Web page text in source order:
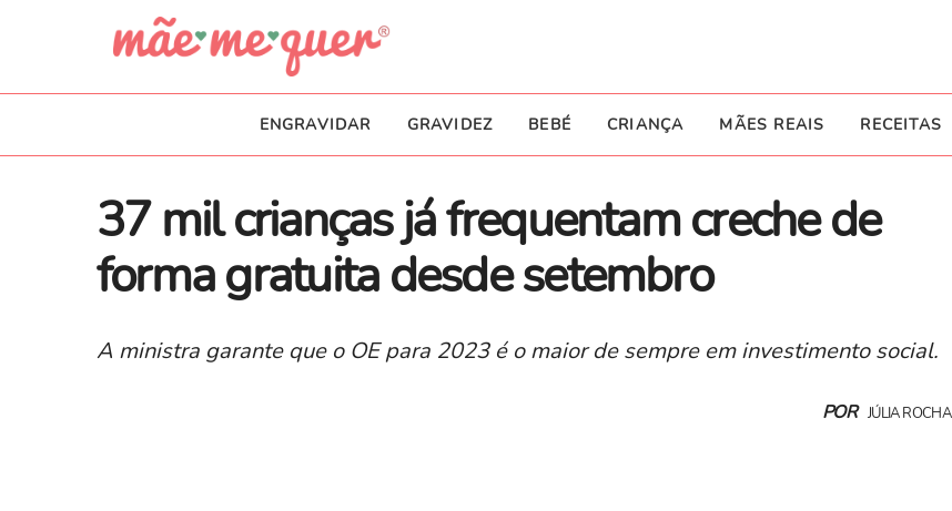
ENGRAVIDAR GRAVIDEZ BEBÉ CRIANÇA MÃES REAIS RECEITAS
37 mil crianças já frequentam creche de
forma gratuita desde setembro
A ministra garante que o OE para 2023 é o maior de sempre em investimento social.
POR JÚLIA ROCHA